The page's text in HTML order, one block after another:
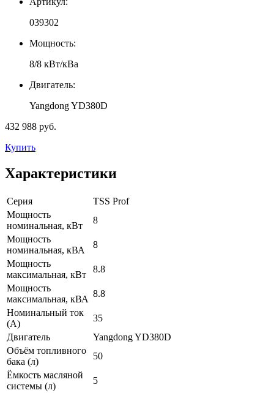
039302
Мощность:
8/8 кВт/кВа
Двигатель:
Yangdong YD380D
432 988 руб.
Купить
Характеристики
Серия
TSS Prof
Мощность
номинальная, кВт
8
Мощность
номинальная, кВА
8
Мощность
максимальная, кВт
8.8
Мощность
максимальная, кВА
8.8
Номинальный ток
(А)
35
Двигатель
Yangdong YD380D
Объём топливного
бака (л)
50
Ёмкость масляной
системы (л)
5